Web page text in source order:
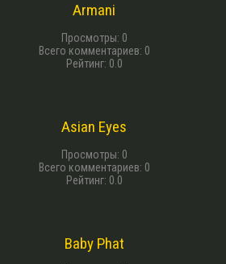
Armani
Просмотры: 0
Всего комментариев: 0
Рейтинг: 0.0
Asian Eyes
Просмотры: 0
Всего комментариев: 0
Рейтинг: 0.0
Baby Phat